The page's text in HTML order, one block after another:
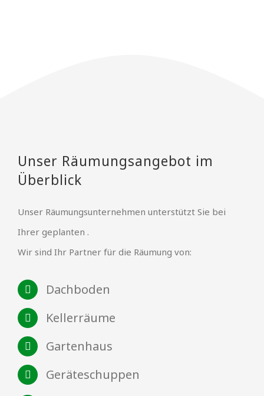
Unser Räumungsangebot im
Überblick
Unser Räumungsunternehmen unterstützt Sie bei
Ihrer geplanten .
Wir sind Ihr Partner für die Räumung von:
Dachboden
Kellerräume
Gartenhaus
Geräteschuppen